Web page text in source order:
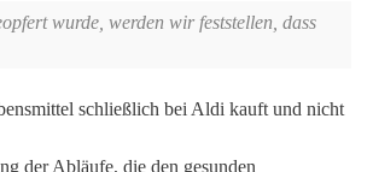
wurde, werden wir feststellen, dass
schließlich bei Aldi kauft und nicht
der Abläufe, die den gesunden